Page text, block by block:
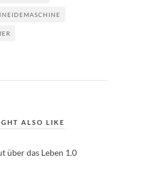
ALSO LIKE
über das Leben 1.0